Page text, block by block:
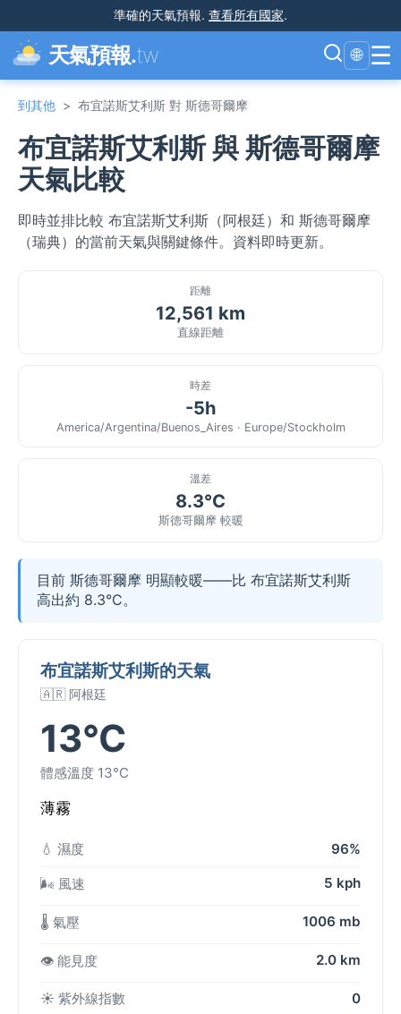
準確的天氣預報. 查看所有國家.
天氣預報.tw 🌐 ☰
到其他 > 布宜諾斯艾利斯 對 斯德哥爾摩
布宜諾斯艾利斯 與 斯德哥爾摩
天氣比較
即時並排比較 布宜諾斯艾利斯（阿根廷）和 斯德哥爾摩
（瑞典）的當前天氣與關鍵條件。資料即時更新。
距離
12,561 km
直線距離
時差
-5h
America/Argentina/Buenos_Aires · Europe/Stockholm
溫差
8.3°C
斯德哥爾摩 較暖
目前 斯德哥爾摩 明顯較暖——比 布宜諾斯艾利斯
高出約 8.3°C。
布宜諾斯艾利斯的天氣
🇦🇷 阿根廷
13°C
體感溫度 13°C
薄霧
💧 濕度 96%
🌬️ 風速 5 kph
🌡️ 氣壓 1006 mb
👁️ 能見度 2.0 km
☀️ 紫外線指數 0